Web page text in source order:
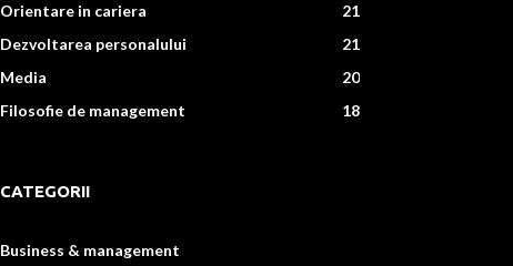
Orientare in cariera
21
Dezvoltarea personalului
21
Media
20
Filosofie de management
18
CATEGORII
Business & management